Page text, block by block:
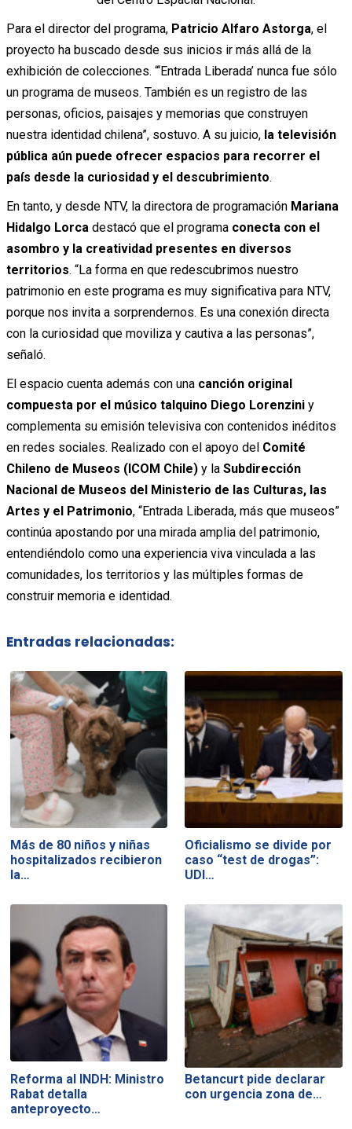
Para el director del programa, Patricio Alfaro Astorga, el
proyecto ha buscado desde sus inicios ir más allá de la
exhibición de colecciones. “‘Entrada Liberada’ nunca fue sólo
un programa de museos. También es un registro de las
personas, oficios, paisajes y memorias que construyen
nuestra identidad chilena”, sostuvo. A su juicio, la televisión
pública aún puede ofrecer espacios para recorrer el
país desde la curiosidad y el descubrimiento.
En tanto, y desde NTV, la directora de programación Mariana
Hidalgo Lorcadestacó que el programa conecta con el
asombro y la creatividad presentes en diversos
territorios. “La forma en que redescubrimos nuestro
patrimonio en este programa es muy significativa para NTV,
porque nos invita a sorprendernos. Es una conexión directa
con la curiosidad que moviliza y cautiva a las personas”,
señaló.
El espacio cuenta además con una canción original
compuesta por el músico talquino Diego Lorenziniy
complementa su emisión televisiva con contenidos inéditos
en redes sociales. Realizado con el apoyo del Comité
Chileno de Museos (ICOM Chile)y la Subdirección
Nacional de Museos del Ministerio de las Culturas, las
Artes y el Patrimonio, “Entrada Liberada, más que museos”
continúa apostando por una mirada amplia del patrimonio,
entendiéndolo como una experiencia viva vinculada a las
comunidades, los territorios y las múltiples formas de
construir memoria e identidad.
Entradas relacionadas:
Más de 80 niños y niñas
hospitalizados recibieron
la…
Oficialismo se divide por
caso “test de drogas”:
UDI…
Reforma al INDH: Ministro
Rabat detalla
anteproyecto…
Betancurt pide declarar
con urgencia zona de…